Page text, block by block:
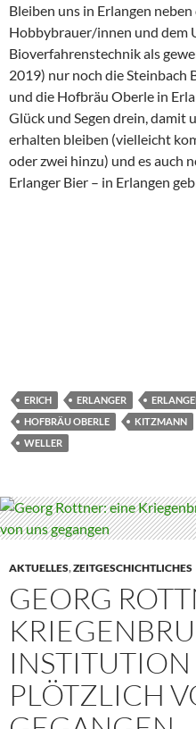
Bleiben uns in Erlangen
Hobbybrauer/innen und dem
Bioverfahrenstechnik als
2019) nur noch die Steinbach
und die Hofbräu Oberle in
Glück und Segen drein, damit
erhalten bleiben (vielleicht
oder zwei hinzu) und es auch
Erlanger Bier – in Erlangen
ERICH ERLANGER
HOFBRÄU OBERLE
KITZMANN
WELLER
AKTUELLES,ZEITGESCHICHTLICHES
GEORG
INSTITUTION
PLÖTZLICH